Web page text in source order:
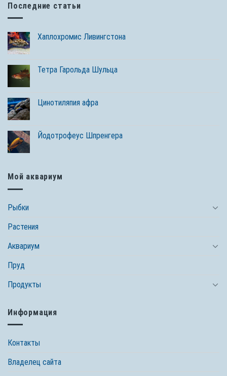
Последние статьи
Хаплохромис Ливингстона
Тетра Гарольда Шульца
Цинотиляпия афра
Йодотрофеус Шпренгера
Мой аквариум
Рыбки
Растения
Аквариум
Пруд
Продукты
Информация
Контакты
Владелец сайта